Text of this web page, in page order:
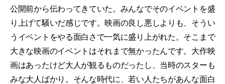
公開前から伝わってきていた。みんなでそのイベントを盛
り上げて騒いだ感じです。映画の良し悪しよりも、そうい
うイベントをやる面白さで一気に盛り上がれた。そこまで
大きな映画のイベントはそれまで無かったんです。大作映
画はあったけど大人が観るものだったし、当時のスターも
みな大人ばかり。そんな時代に、若い人たちがあんな面白